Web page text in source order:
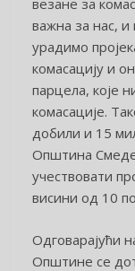
везане за
важна за нас,
урадимо
комасацију и
парцела, које
комасације.
добили и 15
Општина
учествовати
висини од 10
Одговарајући
Општине се